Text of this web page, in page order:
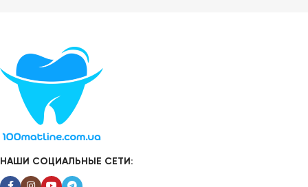
НАШИ СОЦИАЛЬНЫЕ СЕТИ: